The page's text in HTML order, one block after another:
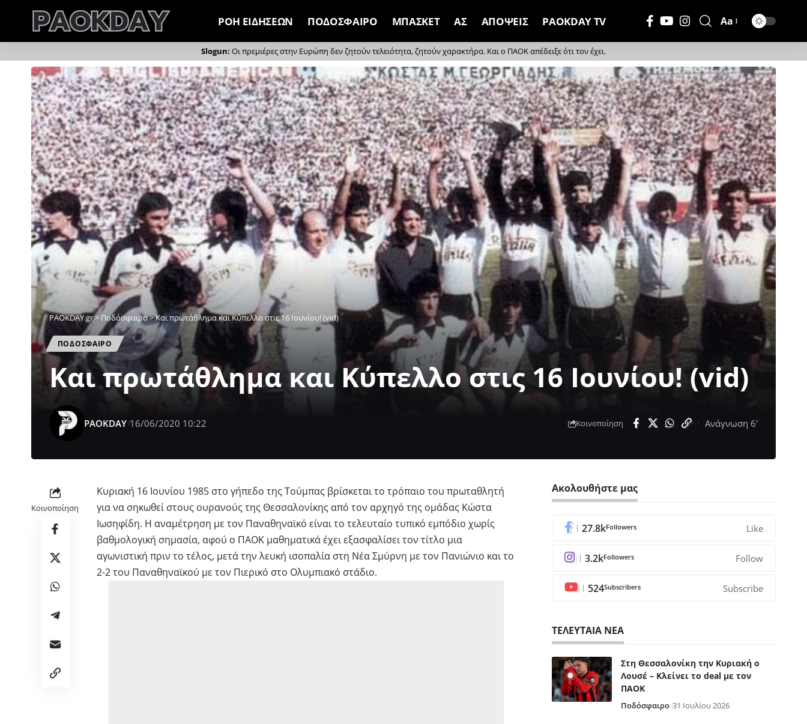
ΡΟΗ ΕΙΔΗΣΕΩΝ ΠΟΔΟΣΦΑΙΡΟ ΜΠΑΣΚΕΤ ΑΣ ΑΠΟΨΕΙΣ PAOKDAY TV
Μέγεθος
Γραμματοσειράς
Aa
Οι πρεμιέρες στην Ευρώπη δεν ζητούν τελειότητα, ζητούν χαρακτήρα. Και ο ΠΑΟΚ απέδειξε ότι τον έχει.
PAOKDAY.gr> Ποδόσφαιρο>Και πρωτάθλημα και Κύπελλο στις 16 Ιουνίου! (vid)
ΠΟΔΟΣΦΑΙΡΟ
Και πρωτάθλημα και Κύπελλο στις 16 Ιουνίου! (vid)
PAOKDAY 16/06/2020 10:22 Κοινοποίηση Ανάγνωση 6'
Κοινοποίηση
Κυριακή 16 Ιουνίου 1985 στο γήπεδο της Τούμπας βρίσκεται το τρόπαιο του πρωταθλητή
για να σηκωθεί στους ουρανούς της Θεσσαλονίκης από τον αρχηγό της ομάδας Κώστα
Ιωσηφίδη. Η αναμέτρηση με τον Παναθηναϊκό είναι το τελευταίο τυπικό εμπόδιο χωρίς
βαθμολογική σημασία, αφού ο ΠΑΟΚ μαθηματικά έχει εξασφαλίσει τον τίτλο μια
αγωνιστική πριν το τέλος, μετά την λευκή ισοπαλία στη Νέα Σμύρνη με τον Πανιώνιο και το
2-2 του Παναθηναϊκού με τον Πιερικό στο Ολυμπιακό στάδιο.
Ακολουθήστε μας
27.8kFollowers Like
3.2kFollowers Follow
524Subscribers Subscribe
ΤΕΛΕΥΤΑΙΑ ΝΕΑ
Στη Θεσσαλονίκη την Κυριακή ο
Λουσέ – Κλείνει το deal με τον
ΠΑΟΚ
Ποδόσφαιρο 31 Ιουλίου 2026